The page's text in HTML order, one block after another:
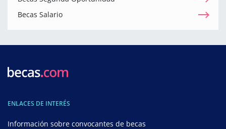
Becas Salario
ENLACES DE INTERÉS
Información sobre convocantes de becas